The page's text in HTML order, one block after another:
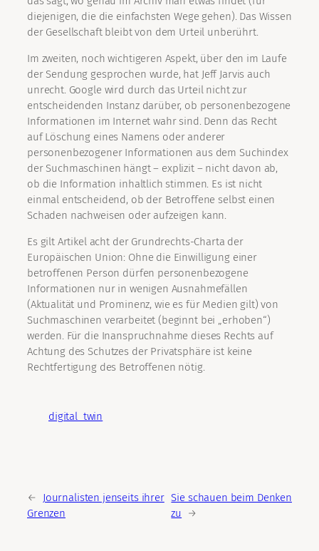
diejenigen, die die einfachsten Wege gehen). Das Wissen
der Gesellschaft bleibt von dem Urteil unberührt.
Im zweiten, noch wichtigeren Aspekt, über den im Laufe
der Sendung gesprochen wurde, hat Jeff Jarvis auch
unrecht. Google wird durch das Urteil nicht zur
entscheidenden Instanz darüber, ob personenbezogene
Informationen im Internet wahr sind. Denn das Recht
auf Löschung eines Namens oder anderer
personenbezogener Informationen aus dem Suchindex
der Suchmaschinen hängt – explizit – nicht davon ab,
ob die Information inhaltlich stimmen. Es ist nicht
einmal entscheidend, ob der Betroffene selbst einen
Schaden nachweisen oder aufzeigen kann.
Es gilt Artikel acht der Grundrechts-Charta der
Europäischen Union: Ohne die Einwilligung einer
betroffenen Person dürfen personenbezogene
Informationen nur in wenigen Ausnahmefällen
(Aktualität und Prominenz, wie es für Medien gilt) von
Suchmaschinen verarbeitet (beginnt bei „erhoben“)
werden. Für die Inanspruchnahme dieses Rechts auf
Achtung des Schutzes der Privatsphäre ist keine
Rechtfertigung des Betroffenen nötig.
digital_twin
←
Journalisten jenseits ihrer
Grenzen
Sie schauen beim Denken
zu
→